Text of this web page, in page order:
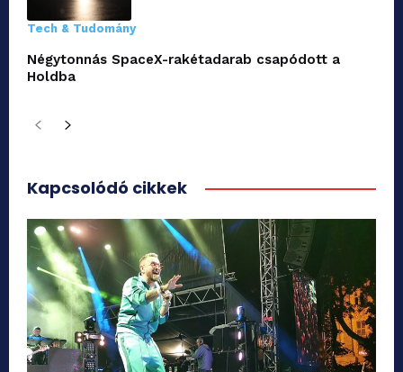
Tech & Tudomány
Négytonnás SpaceX-rakétadarab csapódott a
Holdba
Kapcsolódó cikkek